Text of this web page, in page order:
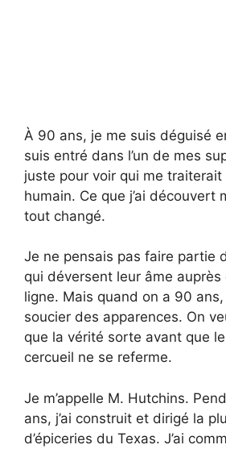
À 90 ans, je me suis déguisé
suis entré dans l’un de mes
juste pour voir qui me
humain. Ce que j’ai découvert
tout changé.
Je ne pensais pas faire partie
qui déversent leur âme auprès
ligne. Mais quand on a 90
soucier des apparences. On
que la vérité sorte avant que
cercueil ne se referme.
Je m’appelle M. Hutchins.
ans, j’ai construit et dirigé la
d’épiceries du Texas. J’ai